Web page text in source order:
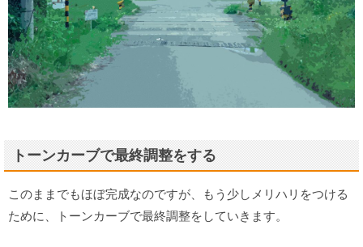
トーンカーブで最終調整をする
このままでもほぼ完成なのですが、もう少しメリハリをつける
ために、トーンカーブで最終調整をしていきます。